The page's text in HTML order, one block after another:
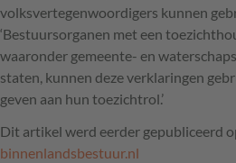
volksvertegenwoordigers kunnen
‘Bestuursorganen met een
waaronder gemeente- en
staten, kunnen deze verklaringen
geven aan hun toezichtrol.’
Dit artikel werd eerder gepubliceerd
binnenlandsbestuur.nl